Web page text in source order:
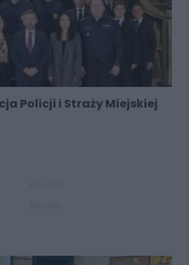
Policji i Straży Miejskiej